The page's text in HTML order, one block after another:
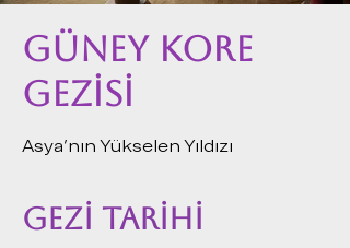
GÜNEY KORE
GEZİSİ
Asya'nın Yükselen Yıldızı
GEZİ TARİHİ